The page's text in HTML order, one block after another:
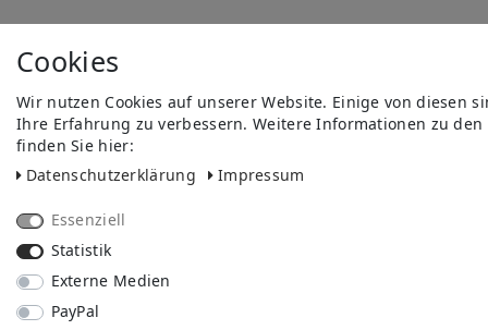
Cookies
Wir nutzen Cookies auf unserer Website. Einige von diesen
Ihre Erfahrung zu verbessern. Weitere Informationen zu
finden Sie hier:
Daten­schutz­erklärung
Impressum
Essenziell
Statistik
Externe Medien
PayPal